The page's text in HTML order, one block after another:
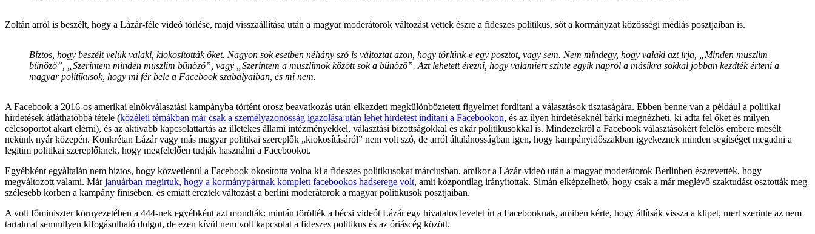
Zoltán arról is beszélt, hogy a Lázár-féle videó törlése, majd visszaállítása után a magyar moderátorok változást vettek észre a fideszes politikus, sőt a kormányzat közösségi médiás posztjaiban is.
Biztos, hogy beszélt velük valaki, kiokosították őket. Nagyon sok esetben néhány szó is változtat azon, hogy törlünk-e egy posztot, vagy sem. Nem mindegy, hogy valaki azt írja, „Minden muszlim
bűnöző”, „Szerintem minden muszlim bűnöző”, vagy „Szerintem a muszlimok között sok a bűnöző”. Azt lehetett érezni, hogy valamiért szinte egyik napról a másikra sokkal jobban kezdték érteni a
magyar politikusok, hogy mi fér bele a Facebook szabályaiban, és mi nem.
A Facebook a 2016-os amerikai elnökválasztási kampányba történt orosz beavatkozás után elkezdett megkülönböztetett figyelmet fordítani a választások tisztaságára. Ebben benne van a például a politikai
hirdetések átláthatóbbá tétele (közéleti témákban már csak a személyazonosság igazolása után lehet hirdetést indítani a Facebookon, és az ilyen hirdetéseknél bárki megnézheti, ki adta fel őket és milyen
célcsoportot akart elérni), és az aktívabb kapcsolattartás az illetékes állami intézményekkel, választási bizottságokkal és akár politikusokkal is. Mindezekről a Facebook választásokért felelős embere mesélt
nekünk nyár közepén. Konkrétan Lázár vagy más magyar politikai szereplők „kiokosításáról” nem volt szó, de arról általánosságban igen, hogy kampányidőszakban igyekeznek minden segítséget megadni a
legitim politikai szereplőknek, hogy megfelelően tudják használni a Facebookot.
Egyébként egyáltalán nem biztos, hogy közvetlenül a Facebook okosította volna ki a fideszes politikusokat márciusban, amikor a Lázár-videó után a magyar moderátorok Berlinben észrevették, hogy
megváltozott valami. Márjanuárban megírtuk, hogy a kormánypártnak komplett facebookos hadserege volt, amit központilag irányítottak. Simán elképzelhető, hogy csak a már meglévő szaktudást osztották meg
szélesebb körben a kampány finisében, és emiatt éreztek változást a berlini moderátorok a magyar politikusok posztjaiban.
A volt főminiszter környezetében a 444-nek egyébként azt mondták: miután törölték a bécsi videót Lázár egy hivatalos levelet írt a Facebooknak, amiben kérte, hogy állítsák vissza a klipet, mert szerinte az nem
tartalmat semmilyen kifogásolható dolgot, de ezen kívül nem volt kapcsolat a fideszes politikus és az óriáscég között.